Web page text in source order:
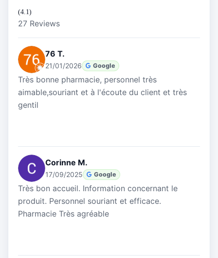
(4.1)
27 Reviews
76 T.
21/01/2026 Google
Très bonne pharmacie, personnel très
aimable,souriant et à l'écoute du client et très
gentil
Corinne M.
17/09/2025 Google
Très bon accueil. Information concernant le
produit. Personnel souriant et efficace.
Pharmacie Très agréable